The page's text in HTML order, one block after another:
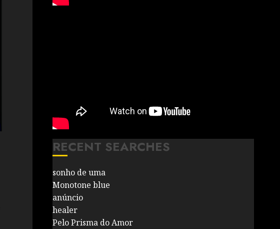
RECENT SEARCHES
sonho de uma
Monotone blue
anúncio
healer
Pelo Prisma do Amor